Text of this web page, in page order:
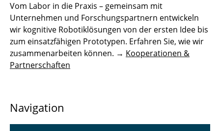
Vom Labor in die Praxis – gemeinsam mit
Unternehmen und Forschungspartnern entwickeln
wir kognitive Robotiklösungen von der ersten Idee bis
zum einsatzfähigen Prototypen. Erfahren Sie, wie wir
zusammenarbeiten können. → Kooperationen &
Partnerschaften
Navigation